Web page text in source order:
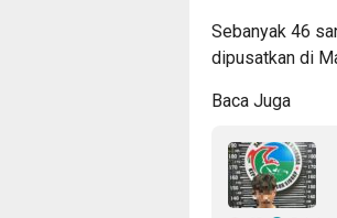
Sebanyak 46
dipusatkan di
Baca Juga